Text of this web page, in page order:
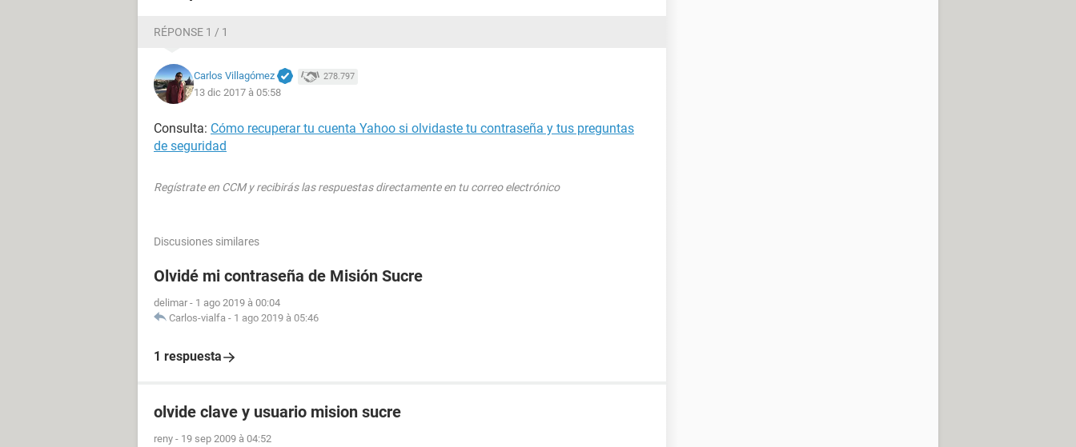
RÉPONSE 1 / 1
Carlos Villagómez 278.797
13 dic 2017 à 05:58
Consulta: Cómo recuperar tu cuenta Yahoo si olvidaste tu contraseña y tus preguntas
de seguridad
Regístrate en CCM y recibirás las respuestas directamente en tu correo electrónico
Discusiones similares
Olvidé mi contraseña de Misión Sucre
delimar - 1 ago 2019 à 00:04
Carlos-vialfa - 1 ago 2019 à 05:46
1 respuesta
olvide clave y usuario mision sucre
reny - 19 sep 2009 à 04:52